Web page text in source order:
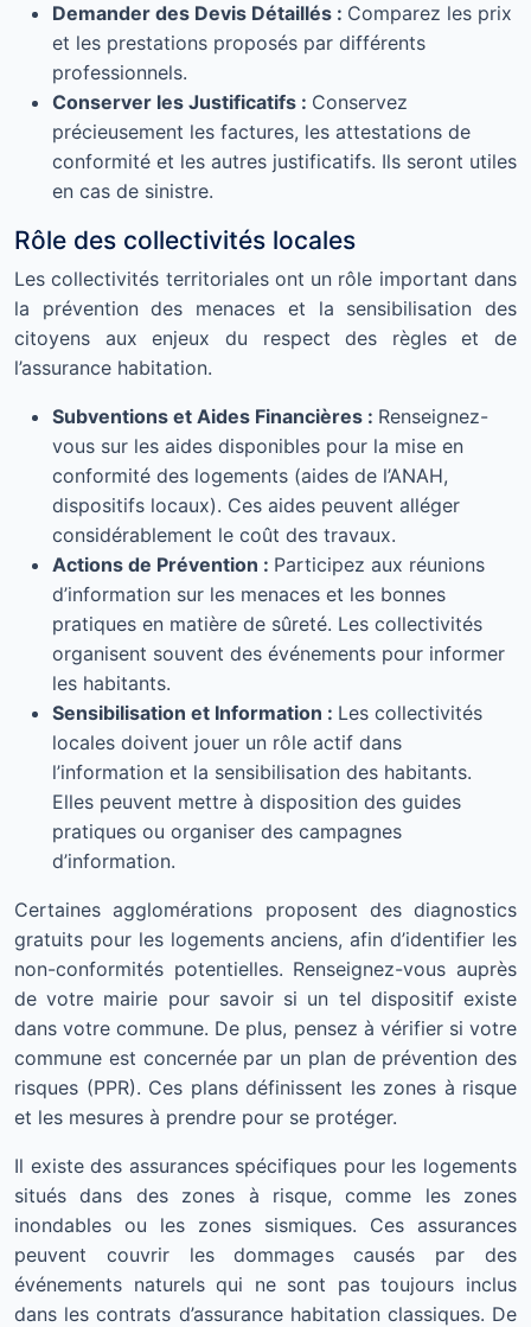
Demander des Devis Détaillés : Comparez les prix
et les prestations proposés par différents
professionnels.
Conserver les Justificatifs : Conservez
précieusement les factures, les attestations de
conformité et les autres justificatifs. Ils seront utiles
en cas de sinistre.
Rôle des collectivités locales
Les collectivités territoriales ont un rôle important dans
la prévention des menaces et la sensibilisation des
citoyens aux enjeux du respect des règles et de
l’assurance habitation.
Subventions et Aides Financières : Renseignez-
vous sur les aides disponibles pour la mise en
conformité des logements (aides de l’ANAH,
dispositifs locaux). Ces aides peuvent alléger
considérablement le coût des travaux.
Actions de Prévention : Participez aux réunions
d’information sur les menaces et les bonnes
pratiques en matière de sûreté. Les collectivités
organisent souvent des événements pour informer
les habitants.
Sensibilisation et Information : Les collectivités
locales doivent jouer un rôle actif dans
l’information et la sensibilisation des habitants.
Elles peuvent mettre à disposition des guides
pratiques ou organiser des campagnes
d’information.
Certaines agglomérations proposent des diagnostics
gratuits pour les logements anciens, afin d’identifier les
non-conformités potentielles. Renseignez-vous auprès
de votre mairie pour savoir si un tel dispositif existe
dans votre commune. De plus, pensez à vérifier si votre
commune est concernée par un plan de prévention des
risques (PPR). Ces plans définissent les zones à risque
et les mesures à prendre pour se protéger.
Il existe des assurances spécifiques pour les logements
situés dans des zones à risque, comme les zones
inondables ou les zones sismiques. Ces assurances
peuvent couvrir les dommages causés par des
événements naturels qui ne sont pas toujours inclus
dans les contrats d’assurance habitation classiques. De